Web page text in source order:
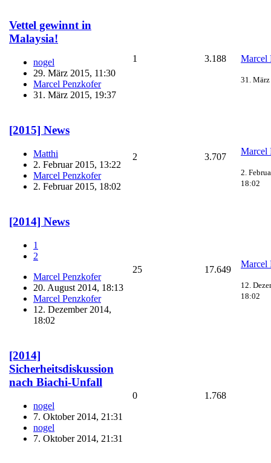
Vettel gewinnt in
Malaysia!
nogel
29. März 2015, 11:30
Marcel Penzkofer
31. März 2015, 19:37
1 3.188 Marcel
31.
[2015] News
Matthi
2. Februar 2015, 13:22
Marcel Penzkofer
2. Februar 2015, 18:02
2 3.707
Marcel
2.
18:02
[2014] News
1
2
Marcel Penzkofer
20. August 2014, 18:13
Marcel Penzkofer
12. Dezember 2014,
18:02
25 17.649
Marcel
12.
18:02
[2014]
Sicherheitsdiskussion
nach Biachi-Unfall
nogel
7. Oktober 2014, 21:31
nogel
7. Oktober 2014, 21:31
0 1.768